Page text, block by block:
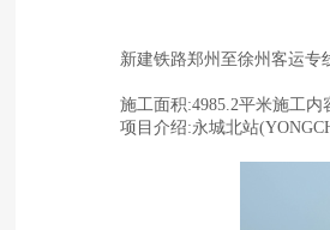
新建铁路郑州至徐州客运专
施工面积:4985.2平米施工
项目介绍:永城北站